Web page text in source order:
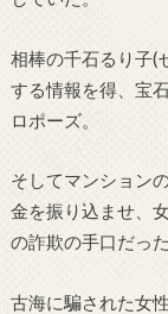
相棒の千石るり子
する情報を得、宝
ロポーズ。
そしてマンション
金を振り込ませ、
の詐欺の手口だった
古海に騙された女